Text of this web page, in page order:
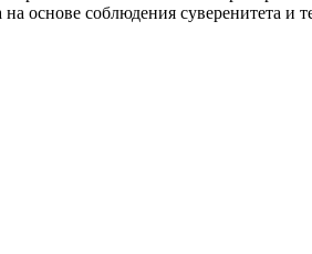
основе соблюдения суверенитета